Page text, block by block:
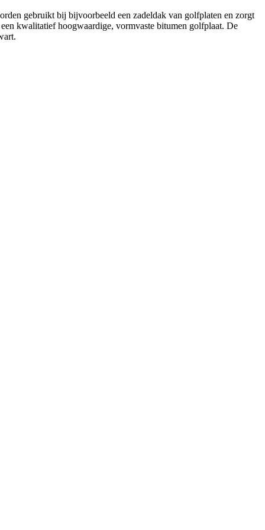
gebruikt bij bijvoorbeeld een zadeldak van golfplaten en zorgt
kwalitatief hoogwaardige, vormvaste bitumen golfplaat. De